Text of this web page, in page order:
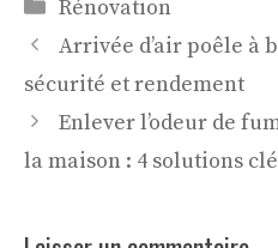
Rénovation
Arrivée d’air poêle à
sécurité et rendement
Enlever l’odeur de
la maison : 4 solutions